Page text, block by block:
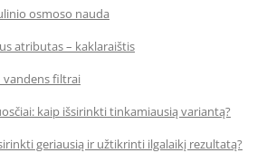
osmoso nauda
atributas – kaklaraištis
vandens filtrai
kaip išsirinkti tinkamiausią variantą?
geriausią ir užtikrinti ilgalaikį rezultatą?